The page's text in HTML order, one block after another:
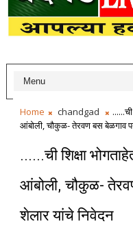
Home chandgad
आंबोली, चौकुळ- तेरवण बस बेळगाव
......ची शिक्षा
आंबोली, चौकुळ-
शेलार यांचे निवेदन